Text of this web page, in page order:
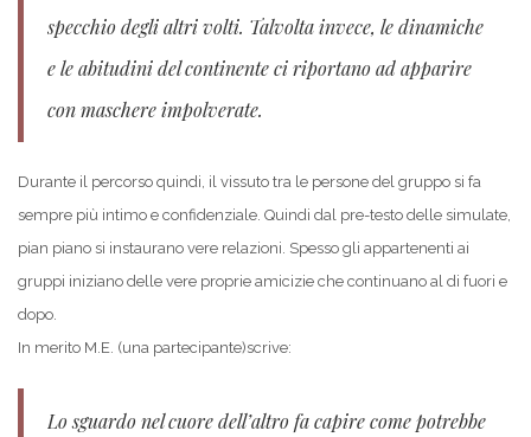
specchio degli altri volti. Talvolta invece, le dinamiche
e le abitudini del continente ci riportano ad apparire
con maschere impolverate.
Durante il percorso quindi, il vissuto tra le persone del gruppo si fa
sempre più intimo e confidenziale. Quindi dal pre-testo delle simulate,
pian piano si instaurano vere relazioni. Spesso gli appartenenti ai
gruppi iniziano delle vere proprie amicizie che continuano al di fuori e
dopo.
In merito M.E. (una partecipante)scrive:
Lo sguardo nel cuore dell’altro fa capire come potrebbe